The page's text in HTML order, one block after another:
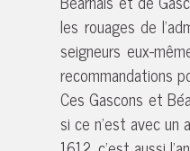
les rouages de
seigneurs eux-
recommandations
Ces Gascons et
si ce n’est avec